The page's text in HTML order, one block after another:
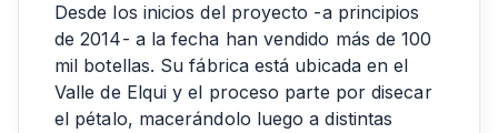
Desde los inicios del proyecto -a principios
de 2014- a la fecha han vendido más de 100
mil botellas. Su fábrica está ubicada en el
Valle de Elqui y el proceso parte por disecar
el pétalo, macerándolo luego a distintas